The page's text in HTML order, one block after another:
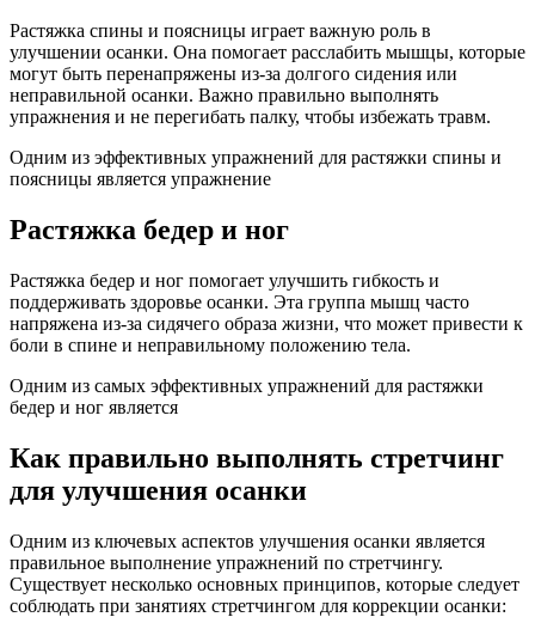
Растяжка спины и поясницы играет важную роль в
улучшении осанки. Она помогает расслабить мышцы, которые
могут быть перенапряжены из-за долгого сидения или
неправильной осанки. Важно правильно выполнять
упражнения и не перегибать палку, чтобы избежать травм.
Одним из эффективных упражнений для растяжки спины и
поясницы является упражнение
Растяжка бедер и ног
Растяжка бедер и ног помогает улучшить гибкость и
поддерживать здоровье осанки. Эта группа мышц часто
напряжена из-за сидячего образа жизни, что может привести к
боли в спине и неправильному положению тела.
Одним из самых эффективных упражнений для растяжки
бедер и ног является
Как правильно выполнять стретчинг
для улучшения осанки
Одним из ключевых аспектов улучшения осанки является
правильное выполнение упражнений по стретчингу.
Существует несколько основных принципов, которые следует
соблюдать при занятиях стретчингом для коррекции осанки: